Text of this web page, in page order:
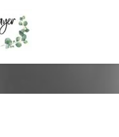
et Tours